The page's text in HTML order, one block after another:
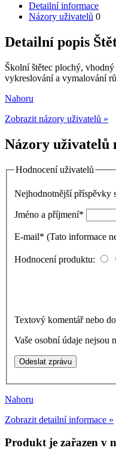
Detailní informace
Názory uživatelů 0
Detailní popis
Školní štětec plochý,
vykreslování a vymalování
Nahoru
Zobrazit názory uživatelů »
Názory uživatelů
Hodnocení uživatelů
Nejhodnotnější příspěvky
Jméno a příjmení*
E-mail* (Tato informace
Hodnocení produktu:
Textový komentář nebo
Vaše osobní údaje nejsou
Nahoru
Zobrazit detailní informace »
Produkt je zařazen v